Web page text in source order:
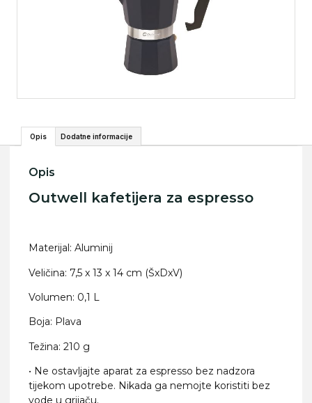
Opis Dodatne informacije
Opis
Outwell kafetijera za espresso
Materijal: Aluminij
Veličina: 7,5 x 13 x 14 cm (ŠxDxV)
Volumen: 0,1 L
Boja: Plava
Težina: 210 g
• Ne ostavljajte aparat za espresso bez nadzora
tijekom upotrebe. Nikada ga nemojte koristiti bez
vode u grijaču.